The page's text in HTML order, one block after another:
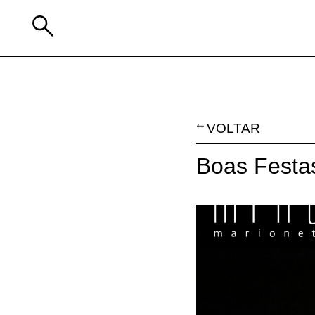
VOLTAR
Boas